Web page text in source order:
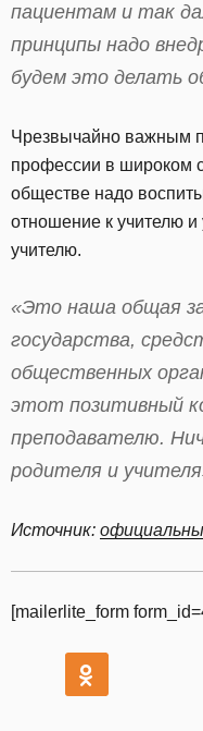
пациентам и так
принципы надо
будем это делать
Чрезвычайно важным
профессии в широком
обществе надо
отношение к учителю
учителю.
«Это наша общая
государства,
общественных
этот позитивный
преподавателю.
родителя и
Источник:
[mailerlite_form